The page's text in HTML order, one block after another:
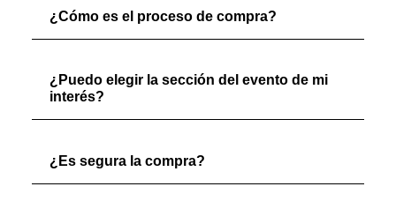
¿Cómo es el proceso de compra?
¿Puedo elegir la sección del evento de mi
interés?
¿Es segura la compra?